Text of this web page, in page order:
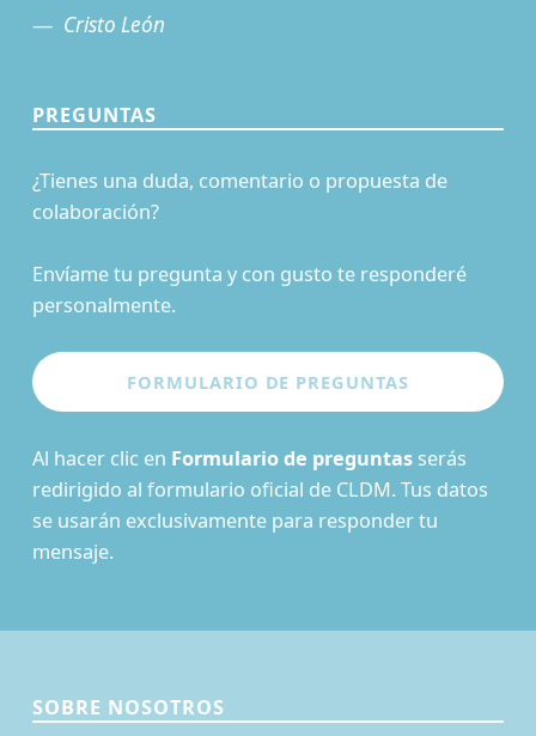
Cristo León
PREGUNTAS
¿Tienes una duda, comentario o propuesta de
colaboración?
Envíame tu pregunta y con gusto te responderé
personalmente.
Al hacer clic en Formulario de preguntasserás
redirigido al formulario oficial de CLDM. Tus datos
se usarán exclusivamente para responder tu
mensaje.
SOBRE NOSOTROS